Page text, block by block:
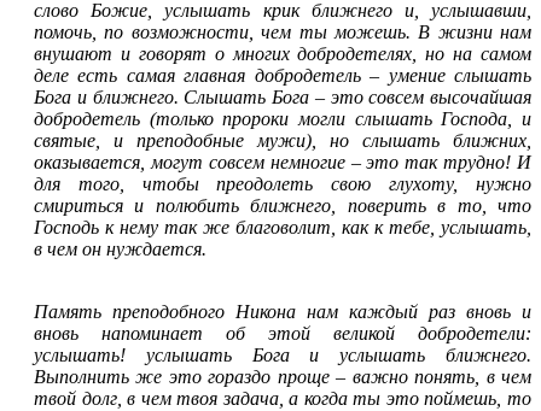
слово Божие, услышать крик ближнего и, услышавши,
помочь, по возможности, чем ты можешь. В жизни нам
внушают и говорят о многих добродетелях, но на самом
деле есть самая главная добродетель– умение слышать
Бога и ближнего. Слышать Бога –это совсем высочайшая
добродетель (только пророки могли слышать Господа, и
святые, и преподобные мужи), но слышать ближних,
оказывается, могут совсем немногие –это так трудно! И
для того, чтобы преодолеть свою глухоту, нужно
смириться и полюбить ближнего, поверить в то, что
Господь к нему так же благоволит, как к тебе, услышать,
в чем он нуждается.
Память преподобного Никона нам каждый раз вновь и
вновь напоминает об этой великой добродетели:
услышать! услышать Бога и услышать ближнего.
Выполнить же это гораздо проще– важно понять, в чем
твой долг, в чем твоя задача, а когда ты это поймешь, то